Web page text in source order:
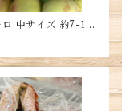
ロ 中サイズ 約7-10
Peach・Đào giò